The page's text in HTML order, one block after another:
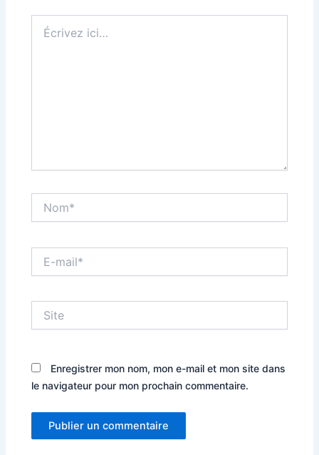
ici…
mail*
Enregistrer mon nom, mon e-mail et mon site dans
le navigateur pour mon prochain commentaire.